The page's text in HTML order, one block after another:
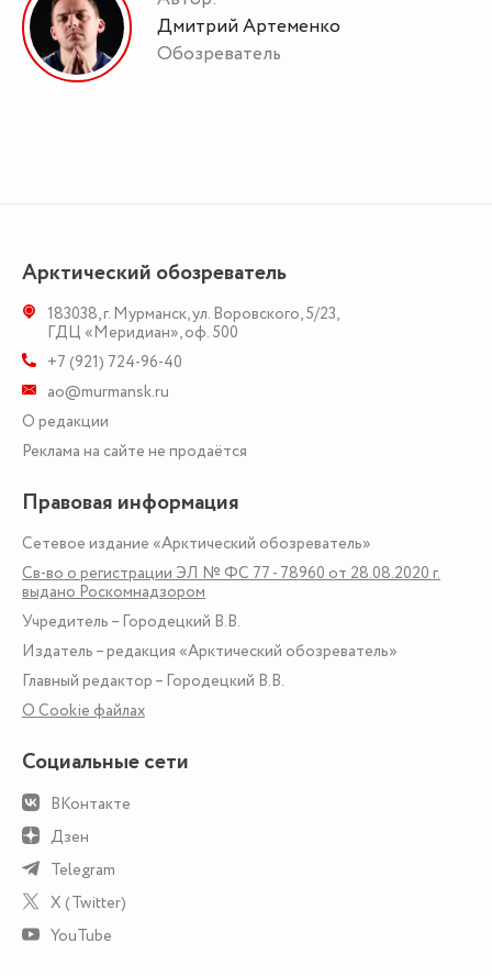
Дмитрий Артеменко
Обозреватель
Арктический обозреватель
183038,г. Мурманск,ул. Воровского, 5/23,
ГДЦ «Меридиан», оф. 500
+7 (921) 724-96-40
ao@murmansk.ru
О редакции
Реклама на сайте не продаётся
Правовая информация
Сетевое издание «Арктический обозреватель»
Св-во о регистрации ЭЛ № ФС 77 - 78960 от 28.08.2020 г.
выдано Роскомнадзором
Учредитель – Городецкий В.В.
Издатель – редакция «Арктический обозреватель»
Главный редактор – Городецкий В.В.
О Сookie файлах
Социальные сети
ВКонтакте
Дзен
Telegram
X (Twitter)
YouTube